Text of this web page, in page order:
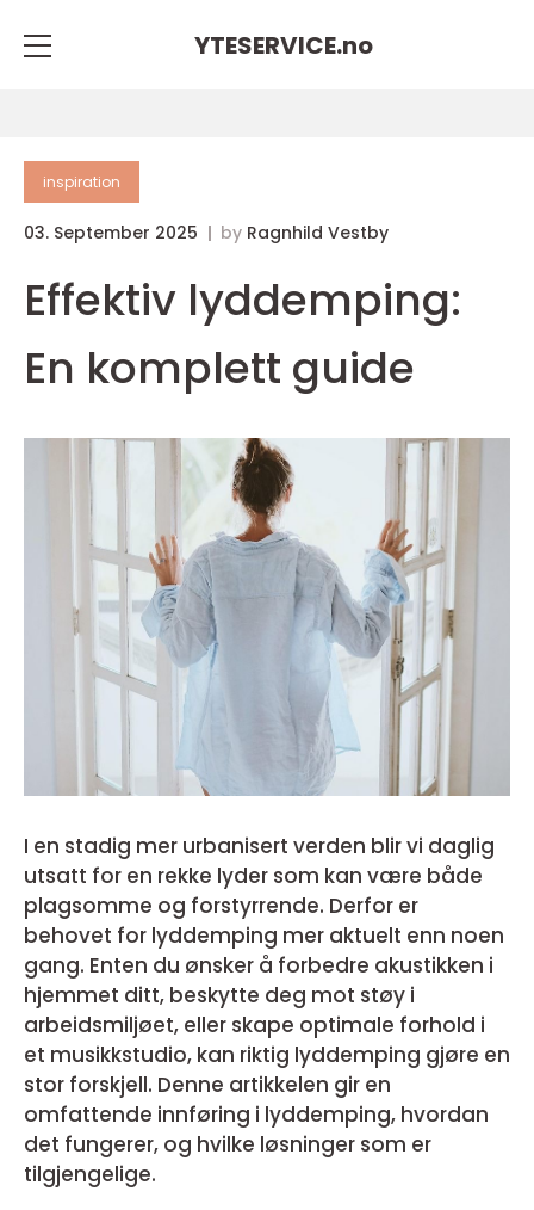
YTESERVICE.no
inspiration
03. September 2025 by Ragnhild Vestby
Effektiv lyddemping:
En komplett guide
I en stadig mer urbanisert verden blir vi daglig
utsatt for en rekke lyder som kan være både
plagsomme og forstyrrende. Derfor er
behovet for lyddemping mer aktuelt enn noen
gang. Enten du ønsker å forbedre akustikken i
hjemmet ditt, beskytte deg mot støy i
arbeidsmiljøet, eller skape optimale forhold i
et musikkstudio, kan riktig lyddemping gjøre en
stor forskjell. Denne artikkelen gir en
omfattende innføring i lyddemping, hvordan
det fungerer, og hvilke løsninger som er
tilgjengelige.